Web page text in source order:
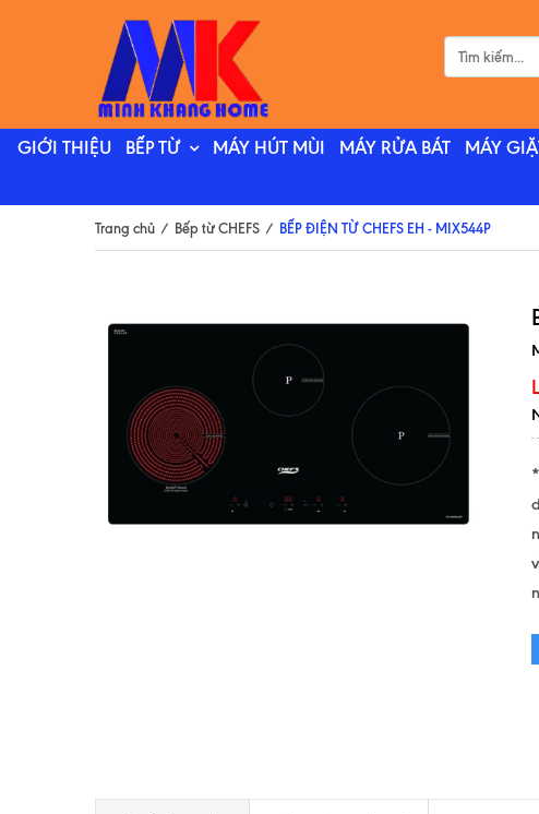
GIỚI THIỆU BẾP TỪ MÁY HÚT MÙI MÁY RỬA BÁT MÁY
Trang chủ / Bếp từ CHEFS / BẾP ĐIỆN TỪ CHEFS EH - MIX544P